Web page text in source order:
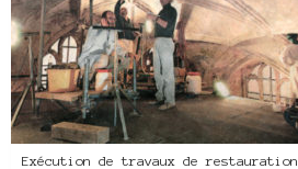
Exécution de travaux de restauration